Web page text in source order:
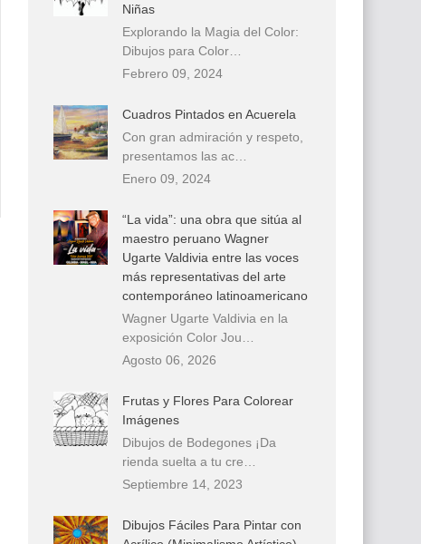
Niñas
Explorando la Magia del Color:
Dibujos para Color…
Febrero 09, 2024
Cuadros Pintados en Acuerela
Con gran admiración y respeto,
presentamos las ac…
Enero 09, 2024
“La vida”: una obra que sitúa al
maestro peruano Wagner
Ugarte Valdivia entre las voces
más representativas del arte
contemporáneo latinoamericano
Wagner Ugarte Valdivia en la
exposición Color Jou…
Agosto 06, 2026
Frutas y Flores Para Colorear
Imágenes
Dibujos de Bodegones ¡Da
rienda suelta a tu cre…
Septiembre 14, 2023
Dibujos Fáciles Para Pintar con